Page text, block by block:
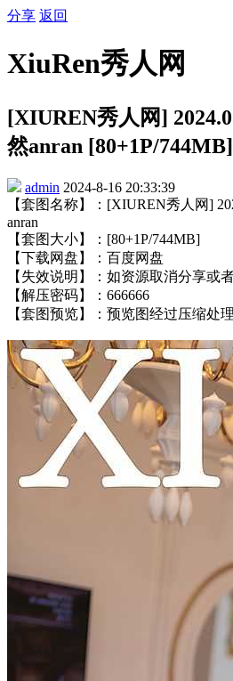
分享 返回
XiuRen秀人网
[XIUREN秀人网]
然anran [80+1P/744MB]
admin 2024-8-16 20:33:39
【套图名称】：[XIUREN秀人网]
anran
【套图大小】：[80+1P/744MB]
【下载网盘】：百度网盘
【失效说明】：如资源取消分享或
【解压密码】：666666
【套图预览】：预览图经过压缩处